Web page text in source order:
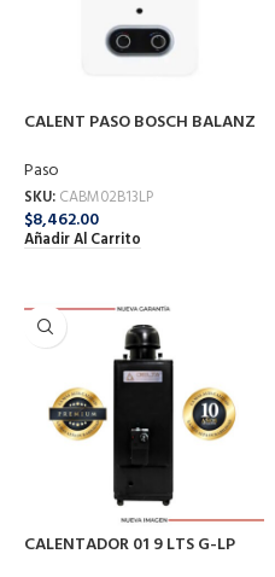
CALENT PASO BOSCH BALANZ
Paso
SKU: CABM02B13LP
$8,462.00
Añadir Al Carrito
CALENTADOR 01 9 LTS G-LP